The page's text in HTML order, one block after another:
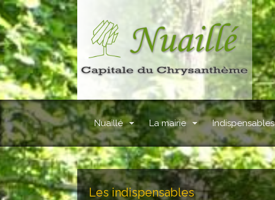
Nuaillé La mairie Indispensables
Les indispensables